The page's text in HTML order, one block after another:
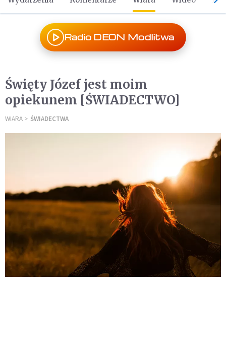
Radio DEON Modlitwa
Święty Józef jest moim
opiekunem [ŚWIADECTWO]
WIARA ŚWIADECTWA